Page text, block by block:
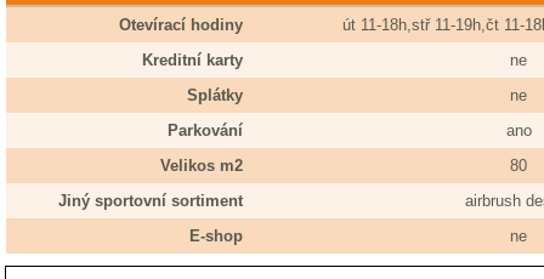
Otevírací hodiny
út 11-18h,stř 11-19h,čt 11-
Kreditní karty
ne
Splátky
ne
Parkování
ano
Velikos m2
80
Jiný sportovní sortiment
airbrush
E-shop
ne